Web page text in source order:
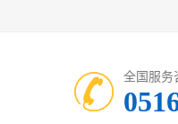
全国服务